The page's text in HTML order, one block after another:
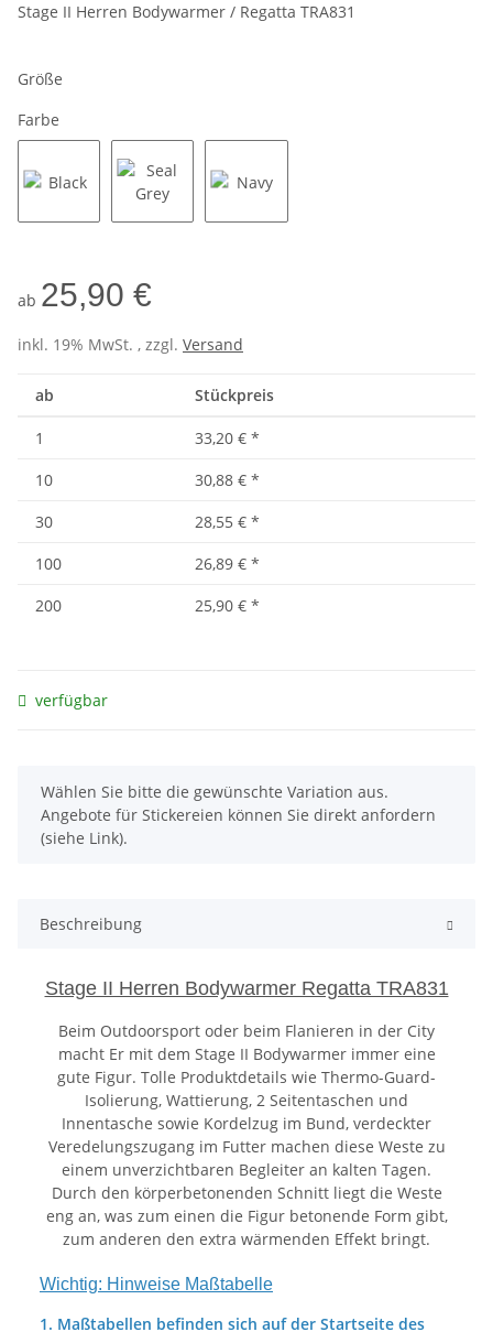
Stage II Herren Bodywarmer / Regatta TRA831
Größe
Farbe
ab 25,90 €
inkl. 19% MwSt. , zzgl. Versand
ab Stückpreis
1 33,20 € *
10
30,88 € *
30
28,55 € *
100
26,89 € *
200
25,90 € *
verfügbar
x
Wählen Sie bitte die gewünschte Variation aus.
Angebote für Stickereien können Sie direkt anfordern
(siehe Link).
Beschreibung
Stage II Herren Bodywarmer Regatta TRA831
Beim Outdoorsport oder beim Flanieren in der City
macht Er mit dem Stage II Bodywarmer immer eine
gute Figur. Tolle Produktdetails wie Thermo-Guard-
Isolierung, Wattierung, 2 Seitentaschen und
Innentasche sowie Kordelzug im Bund, verdeckter
Veredelungszugang im Futter machen diese Weste zu
einem unverzichtbaren Begleiter an kalten Tagen.
Durch den körperbetonenden Schnitt liegt die Weste
eng an, was zum einen die Figur betonende Form gibt,
zum anderen den extra wärmenden Effekt bringt.
Wichtig: Hinweise Maßtabelle
1. Maßtabellen befinden sich auf der Startseite des